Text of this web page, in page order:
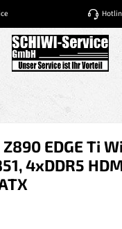
EDGE Ti
4xDDR5